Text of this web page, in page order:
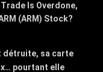
Is Overdone,
(ARM) Stock?
détruite, sa carte
pourtant elle